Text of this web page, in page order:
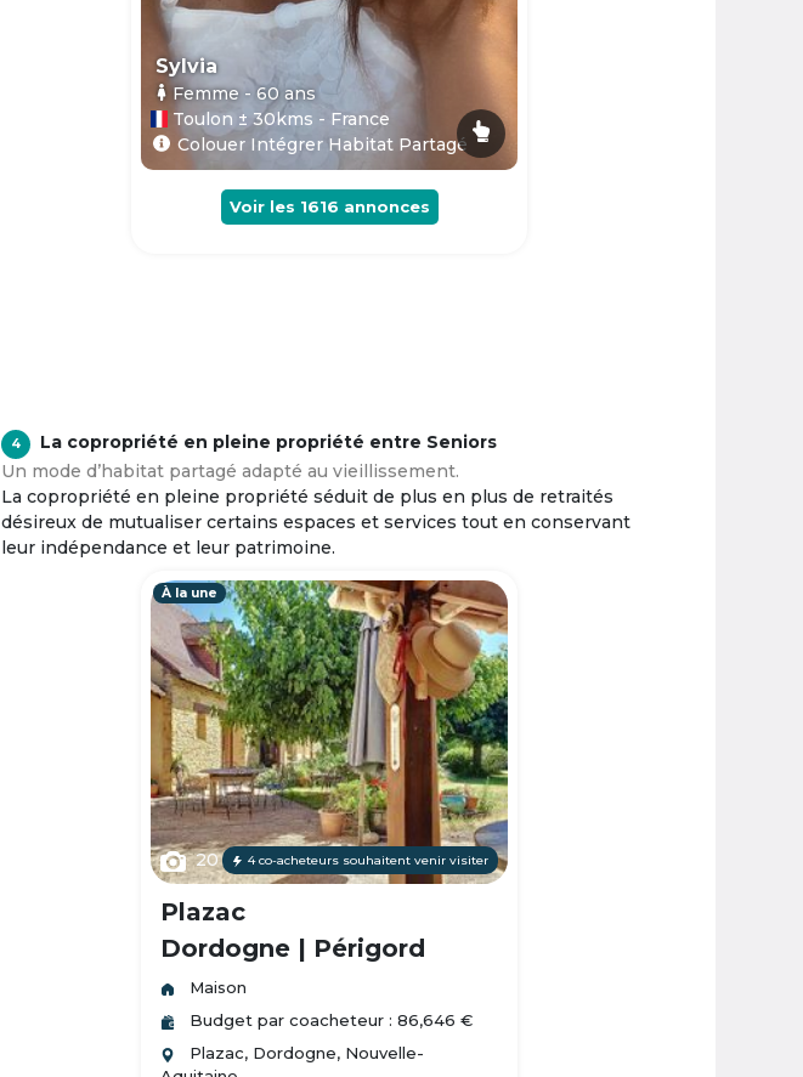
Sylvia
Femme - 60ans
Toulon ± 30kms - France
Colouer Intégrer Habitat Partagé
Voir les 1616 annonces
4
La copropriété en pleine propriété entre Seniors
Un mode d’habitat partagé adapté au vieillissement.
La copropriété en pleine propriété séduit de plus en plus de retraités
désireux de mutualiser certains espaces et services tout en conservant
leur indépendance et leur patrimoine.
À la une
20 4 co-acheteurs souhaitent venir visiter
Plazac
Dordogne | Périgord
Maison
Budget par coacheteur : 86,646 €
Plazac, Dordogne, Nouvelle-